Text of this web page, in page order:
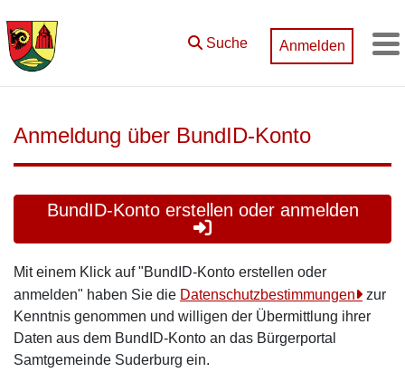
Suche Anmelden
Anmeldung über BundID-Konto
BundID-Konto erstellen oder anmelden
Mit einem Klick auf "BundID-Konto erstellen oder
anmelden" haben Sie die Datenschutzbestimmungen
zur
Kenntnis genommen und willigen der Übermittlung ihrer
Daten aus dem BundID-Konto an das Bürgerportal
Samtgemeinde Suderburg ein.